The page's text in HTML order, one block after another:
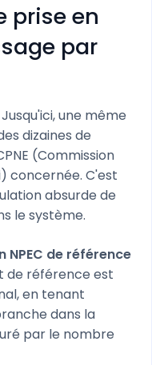
prise en
par
une même
dizaines de
(Commission
concernée. C'est
absurde de
le système.
NPEC de référence
de référence est
en tenant
dans la
par le nombre